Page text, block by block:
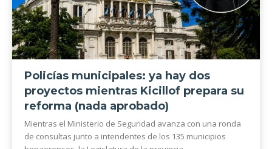
Policías municipales: ya hay dos
proyectos mientras Kicillof prepara su
reforma (nada aprobado)
Mientras el Ministerio de Seguridad avanza con una ronda
de consultas junto a intendentes de los 135 municipios